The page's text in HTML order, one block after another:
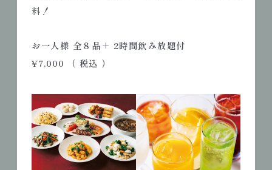
料！
お一人様 全８品＋ 2時間飲み放題付
¥7,000 （ 税込 ）